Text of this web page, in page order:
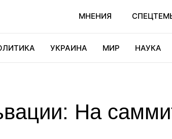
МНЕНИЯ
УКРАИНА МИР НАУКА
На